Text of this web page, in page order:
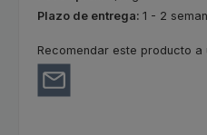
Plazo de entrega: 1 - 2
Recomendar este producto a